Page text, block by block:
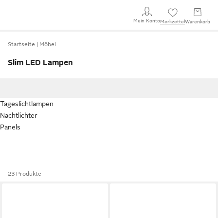
Mein KontoMerkzettel Warenkorb
Startseite Möbel
Slim LED Lampen
Tageslichtlampen
Nachtlichter
Panels
23 Produkte